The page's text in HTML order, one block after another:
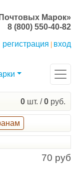
Марок»
8 (800) 550-40-82
регистрация
вход
0 шт. /0 руб.
70 руб